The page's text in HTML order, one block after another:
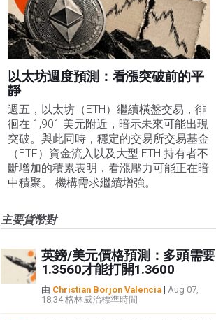
以太坊週度預測：看漲突破前的平
靜
週五，以太坊（ETH）繼續橫盤交易，徘
徊在 1,901 美元附近，暗示未來可能出現
突破。與此同時，穩定的交易所交易基金
（ETF）資金流入以及大型 ETH 持有者不
斷增加的積累表明，看漲壓力可能正在暗
中積聚。 機構需求繼續增強。
主要貨幣對
英鎊/美元價格預測：多頭需要
1.3560才能打開1.3600
由 Christian Borjon Valencia| Aug 07,
18:34 格林威治標準時間